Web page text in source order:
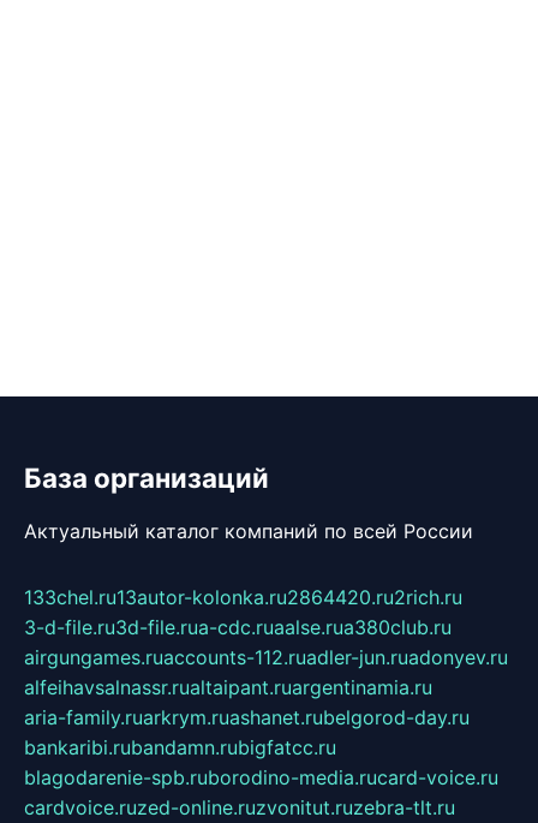
База организаций
Актуальный каталог компаний по всей России
133chel.ru13autor-kolonka.ru2864420.ru2rich.ru
3-d-file.ru3d-file.rua-cdc.ruaalse.rua380club.ru
airgungames.ruaccounts-112.ruadler-jun.ruadonyev.ru
alfeihavsalnassr.rualtaipant.ruargentinamia.ru
aria-family.ruarkrym.ruashanet.rubelgorod-day.ru
bankaribi.rubandamn.rubigfatcc.ru
blagodarenie-spb.ruborodino-media.rucard-voice.ru
cardvoice.ruzed-online.ruzvonitut.ruzebra-tlt.ru